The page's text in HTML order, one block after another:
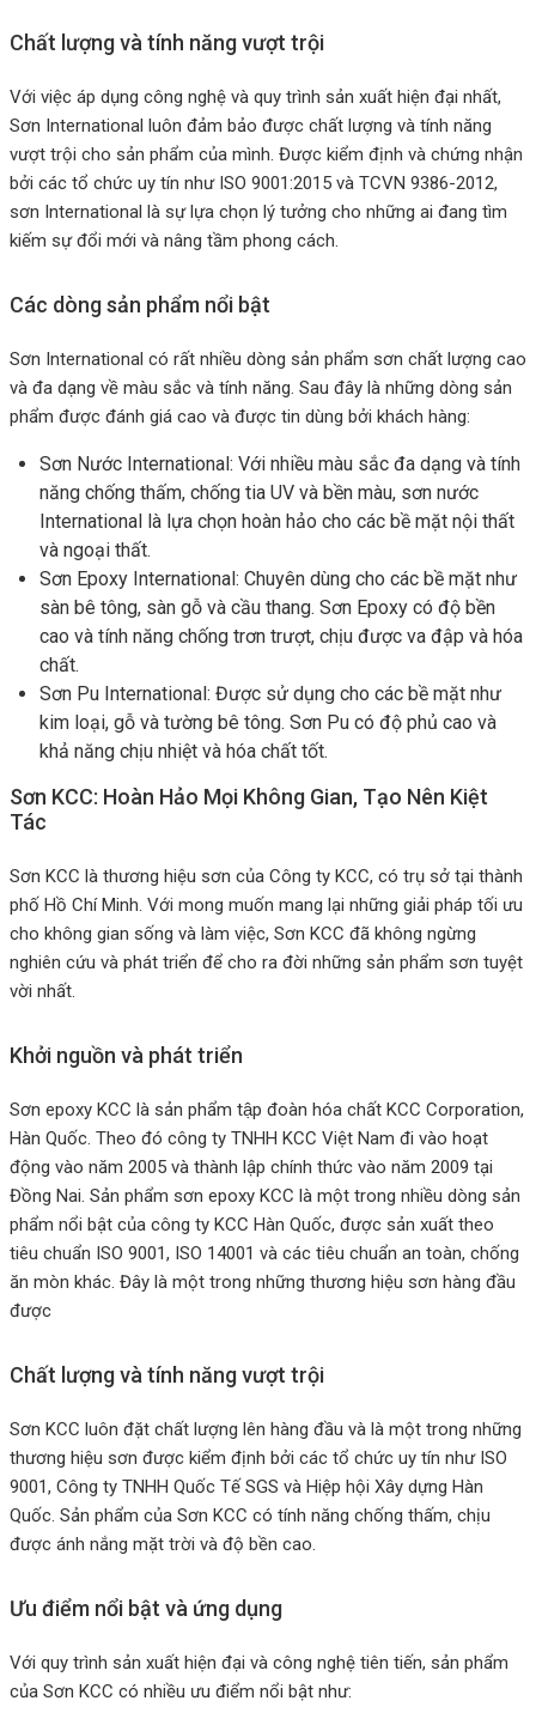
Chất lượng và tính năng vượt trội
Với việc áp dụng công nghệ và quy trình sản xuất hiện đại nhất,
Sơn International luôn đảm bảo được chất lượng và tính năng
vượt trội cho sản phẩm của mình. Được kiểm định và chứng nhận
bởi các tổ chức uy tín như ISO 9001:2015 và TCVN 9386-2012,
sơn International là sự lựa chọn lý tưởng cho những ai đang tìm
kiếm sự đổi mới và nâng tầm phong cách.
Các dòng sản phẩm nổi bật
Sơn International có rất nhiều dòng sản phẩm sơn chất lượng cao
và đa dạng về màu sắc và tính năng. Sau đây là những dòng sản
phẩm được đánh giá cao và được tin dùng bởi khách hàng:
Sơn Nước International: Với nhiều màu sắc đa dạng và tính
năng chống thấm, chống tia UV và bền màu, sơn nước
International là lựa chọn hoàn hảo cho các bề mặt nội thất
và ngoại thất.
Sơn Epoxy International: Chuyên dùng cho các bề mặt như
sàn bê tông, sàn gỗ và cầu thang. Sơn Epoxy có độ bền
cao và tính năng chống trơn trượt, chịu được va đập và hóa
chất.
Sơn Pu International: Được sử dụng cho các bề mặt như
kim loại, gỗ và tường bê tông. Sơn Pu có độ phủ cao và
khả năng chịu nhiệt và hóa chất tốt.
Sơn KCC: Hoàn Hảo Mọi Không Gian, Tạo Nên Kiệt
Tác
Sơn KCC là thương hiệu sơn của Công ty KCC, có trụ sở tại thành
phố Hồ Chí Minh. Với mong muốn mang lại những giải pháp tối ưu
cho không gian sống và làm việc, Sơn KCC đã không ngừng
nghiên cứu và phát triển để cho ra đời những sản phẩm sơn tuyệt
vời nhất.
Khởi nguồn và phát triển
Sơn epoxy KCC là sản phẩm tập đoàn hóa chất KCC Corporation,
Hàn Quốc. Theo đó công ty TNHH KCC Việt Nam đi vào hoạt
động vào năm 2005 và thành lập chính thức vào năm 2009 tại
Đồng Nai. Sản phẩm sơn epoxy KCC là một trong nhiều dòng sản
phẩm nổi bật của công ty KCC Hàn Quốc, được sản xuất theo
tiêu chuẩn ISO 9001, ISO 14001 và các tiêu chuẩn an toàn, chống
ăn mòn khác. Đây là một trong những thương hiệu sơn hàng đầu
được
Chất lượng và tính năng vượt trội
Sơn KCC luôn đặt chất lượng lên hàng đầu và là một trong những
thương hiệu sơn được kiểm định bởi các tổ chức uy tín như ISO
9001, Công ty TNHH Quốc Tế SGS và Hiệp hội Xây dựng Hàn
Quốc. Sản phẩm của Sơn KCC có tính năng chống thấm, chịu
được ánh nắng mặt trời và độ bền cao.
Ưu điểm nổi bật và ứng dụng
Với quy trình sản xuất hiện đại và công nghệ tiên tiến, sản phẩm
của Sơn KCC có nhiều ưu điểm nổi bật như: